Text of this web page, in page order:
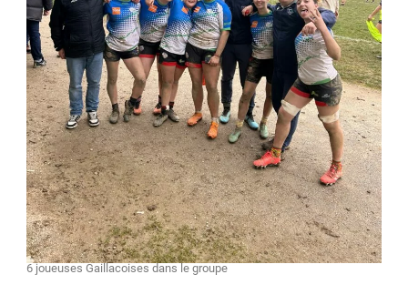
6 joueuses Gaillacoises dans le groupe